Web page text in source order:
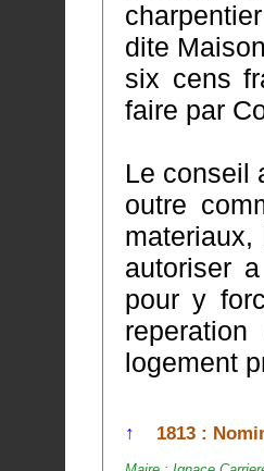
dite Maison nous ont dit et la perte quils ont avalue a la somme de
six cens
faire par
Le conseil
outre comme
autoriser a pouvoir
pour y
reperation du Batiment du Culte et pour la
logement
↑ 1813 :